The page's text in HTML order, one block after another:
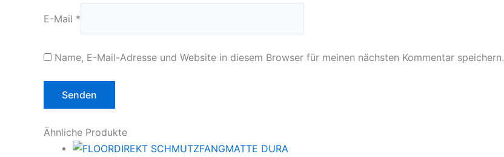
E-Mail *
Name, E-Mail-Adresse und Website in diesem Browser für meinen nächsten Kommentar speichern.
Ähnliche Produkte